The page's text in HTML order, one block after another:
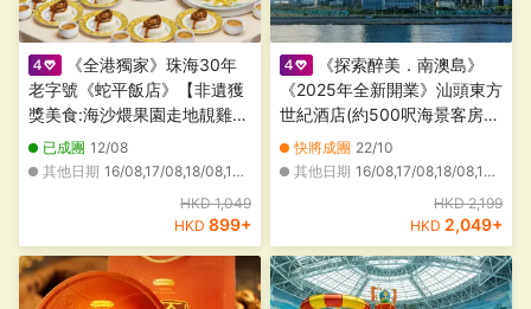
《全港獨家》珠海30年
老字號《蛇平飯店》【非遺獲
獎美食:海沙煨果園走地靚雞
+招牌首創焗南瓜宴】VIP包廂
【鮑汁扣海參(位上)+招牌翅湯
中山中心逸衡酒店 中山珠海澳
已成團 12/08
其他日期 16/08,17/08,18/08,19/08,20/08,21/08,22/08,23/08,24/08,25/08,26/08,27/08,28/08,29/08,30/08,31/08,01/09,02/09,06/09,08/09
HKD 1,049
HKD 899+
《探索醉美．南澳島》
《2025年全新開業》汕頭東方
世紀酒店(約500呎海景客房)
被譽為廣東省最美的島嶼，遊
覽啟航燈塔、北回歸線標誌塔
頭鵝風味宴】 潮州美食純玩3
快將成團 22/10
其他日期 16/08,17/08,18/08,19/08,21/08,23/08,24/08,25/08,26/08,27/08,28/08,29/08,30/08,31/08,01/09,02/09,06/09,07/09,08/09,09/09
HKD 2,199
HKD 2,049+